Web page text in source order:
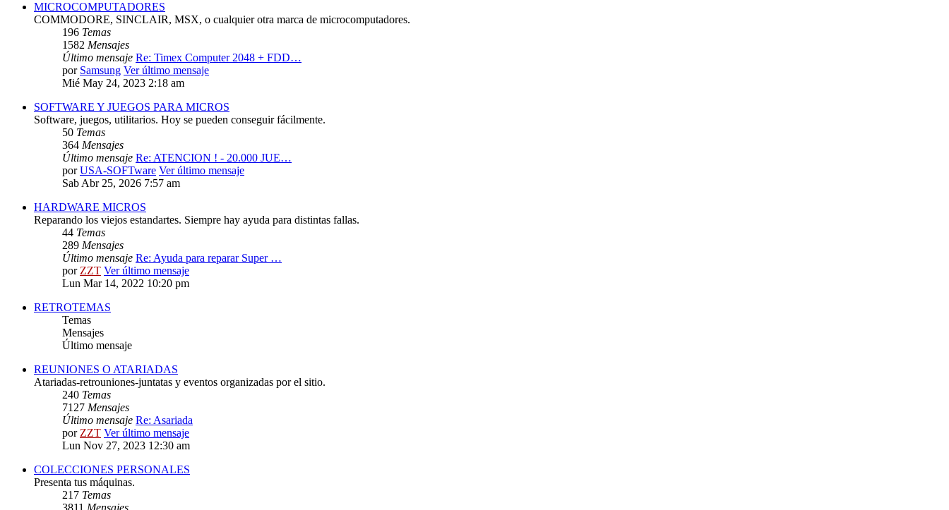
MICROCOMPUTADORES
COMMODORE, SINCLAIR, MSX, o cualquier otra marca de microcomputadores.
196 Temas
1582 Mensajes
Último mensaje Re: Timex Computer 2048 + FDD…
por Samsung Ver último mensaje
Mié May 24, 2023 2:18 am
SOFTWARE Y JUEGOS PARA MICROS
Software, juegos, utilitarios. Hoy se pueden conseguir fácilmente.
50 Temas
364 Mensajes
Último mensaje Re: ATENCION ! - 20.000 JUE…
porUSA-SOFTware Ver último mensaje
Sab Abr 25, 2026 7:57 am
HARDWARE MICROS
Reparando los viejos estandartes. Siempre hay ayuda para distintas fallas.
44 Temas
289 Mensajes
Último mensaje Re: Ayuda para reparar Super …
porZZT Ver último mensaje
Lun Mar 14, 2022 10:20 pm
RETROTEMAS
Temas
Mensajes
Último mensaje
REUNIONES O ATARIADAS
Atariadas-retrouniones-juntatas y eventos organizadas por el sitio.
240 Temas
7127 Mensajes
Último mensaje Re: Asariada
porZZT Ver último mensaje
Lun Nov 27, 2023 12:30 am
COLECCIONES PERSONALES
Presenta tus máquinas.
217 Temas